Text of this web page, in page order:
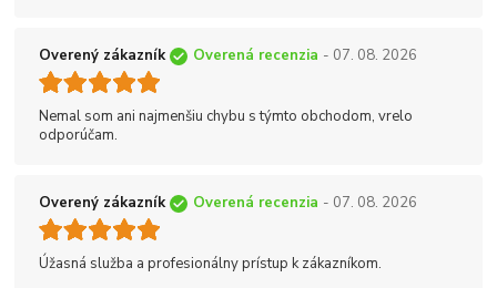
Overený zákazník Overená recenzia - 07. 08. 2026
Nemal som ani najmenšiu chybu s týmto obchodom, vrelo
odporúčam.
Overený zákazník Overená recenzia - 07. 08. 2026
Úžasná služba a profesionálny prístup k zákazníkom.